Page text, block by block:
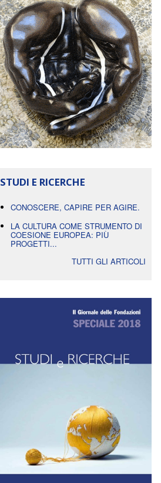
STUDI E RICERCHE
CONOSCERE, CAPIRE PER AGIRE.
LA CULTURA COME STRUMENTO DI
COESIONE EUROPEA: PIÙ
PROGETTI...
TUTTI GLI ARTICOLI